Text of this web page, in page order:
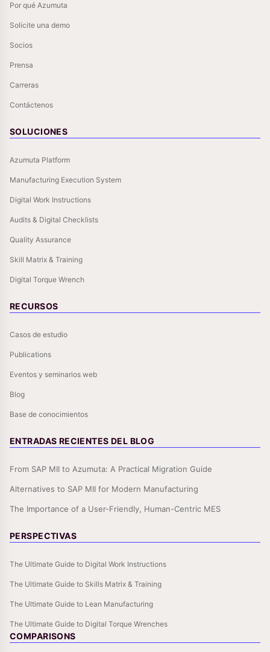
Por qué Azumuta
Solicite una demo
Socios
Prensa
Carreras
Contáctenos
SOLUCIONES
Azumuta Platform
Manufacturing Execution System
Digital Work Instructions
Audits & Digital Checklists
Quality Assurance
Skill Matrix & Training
Digital Torque Wrench
RECURSOS
Casos de estudio
Publications
Eventos y seminarios web
Blog
Base de conocimientos
ENTRADAS RECIENTES DEL BLOG
From SAP MII to Azumuta: A Practical Migration Guide
Alternatives to SAP MII for Modern Manufacturing
The Importance of a User-Friendly, Human-Centric MES
PERSPECTIVAS
The Ultimate Guide to Digital Work Instructions
The Ultimate Guide to Skills Matrix & Training
The Ultimate Guide to Lean Manufacturing
The Ultimate Guide to Digital Torque Wrenches
COMPARISONS